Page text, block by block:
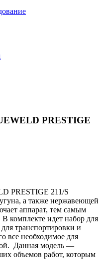
PRESTIGE
PRESTIGE 211/S
а также нержавеющей
аппарат, тем самым
В комплекте идет набор для
транспортировки и
все необходимое для
Данная модель —
объемов работ, которым